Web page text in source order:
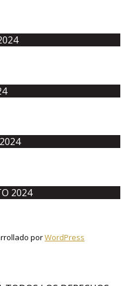
2024
porWordPress